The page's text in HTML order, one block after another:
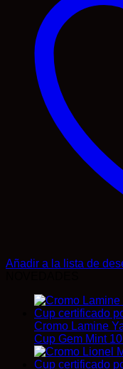
Añadir a la lista de
Cromo Lamine
Cup Gem Mint